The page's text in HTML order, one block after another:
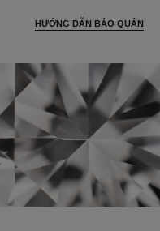
HƯỚNG DẪN BẢO QUẢN